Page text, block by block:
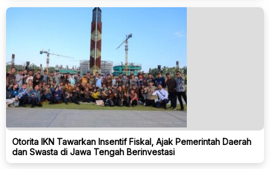
Otorita IKN Tawarkan Insentif Fiskal, Ajak Pemerintah Daerah
dan Swasta di Jawa Tengah Berinvestasi